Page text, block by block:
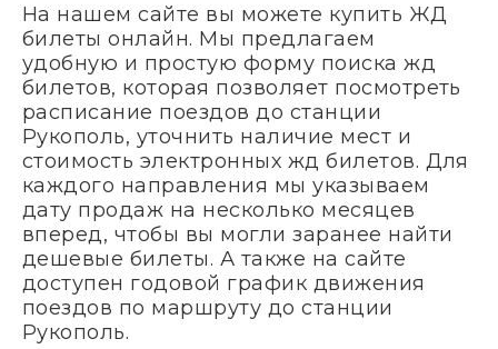
На нашем сайте вы можете купить ЖД
билеты онлайн. Мы предлагаем
удобную и простую форму поиска жд
билетов, которая позволяет посмотреть
расписание поездов до станции
Рукополь, уточнить наличие мест и
стоимость электронных жд билетов. Для
каждого направления мы указываем
дату продаж на несколько месяцев
вперед, чтобы вы могли заранее найти
дешевые билеты. А также на сайте
доступен годовой график движения
поездов по маршруту до станции
Рукополь.